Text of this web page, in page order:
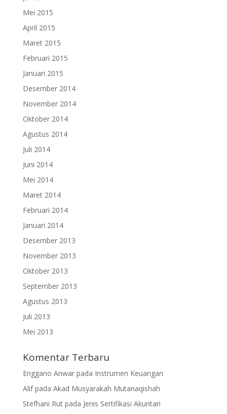
Mei 2015
April 2015
Maret 2015
Februari 2015
Januari 2015
Desember 2014
November 2014
Oktober 2014
Agustus 2014
Juli 2014
Juni 2014
Mei 2014
Maret 2014
Februari 2014
Januari 2014
Desember 2013
November 2013
Oktober 2013
September 2013
Agustus 2013
Juli 2013
Mei 2013
Komentar Terbaru
Enggano Anwarpada Instrumen Keuangan
Alifpada Akad Musyarakah Mutanaqishah
Stefhani Rutpada Jenis Sertifikasi Akuntan